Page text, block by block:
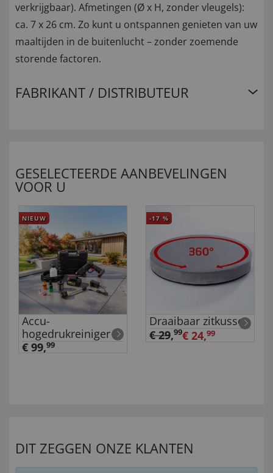
verkrijgbaar). Afmetingen (Ø x H, zonder vleugels):
ca. 7 x 26 cm. Zo kunt u ontspannen genieten van uw
maaltijden in de buitenlucht – zonder zoemende
storende factoren.
FABRIKANT / DISTRIBUTEUR
GESELECTEERDE AANBEVELINGEN
VOOR U
NIEUW
Accu-
hogedrukreiniger
€ 99,99
-17 %
Draaibaar zitkussen
€ 29,99€ 24,99
DIT ZEGGEN ONZE KLANTEN